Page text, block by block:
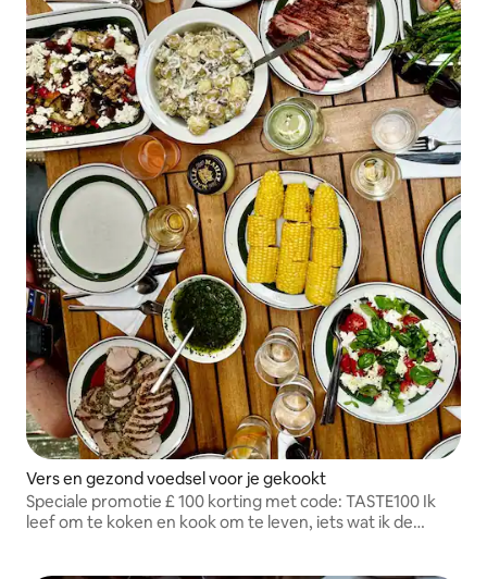
Vers en gezond voedsel voor je gekookt
Speciale promotie £ 100 korting met code: TASTE100 Ik
leef om te koken en kook om te leven, iets wat ik de